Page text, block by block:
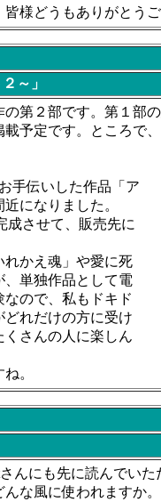
様どうもありがとうご
～」
第２部です。第１部
載予定です。ところ
手伝いした作品「ア
になりました。
成させて、販売先に
れかえ魂」や愛に死
単独作品として電
ので、私もドキド
れだけの方に受け
くさんの人に楽しん
。
んにも先に読んでい
な風に使われますか。